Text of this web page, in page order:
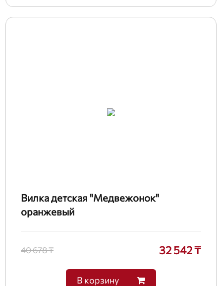
Вилка детская "Медвежонок"
оранжевый
40 678 ₸ 32 542 ₸
В корзину